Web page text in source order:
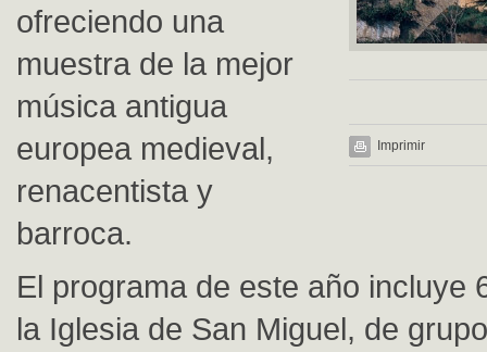
Imprimir
ofreciendo una
muestra de la mejor
música antigua
europea medieval,
renacentista y
barroca.
El programa de este año incluye
la Iglesia de San Miguel, de